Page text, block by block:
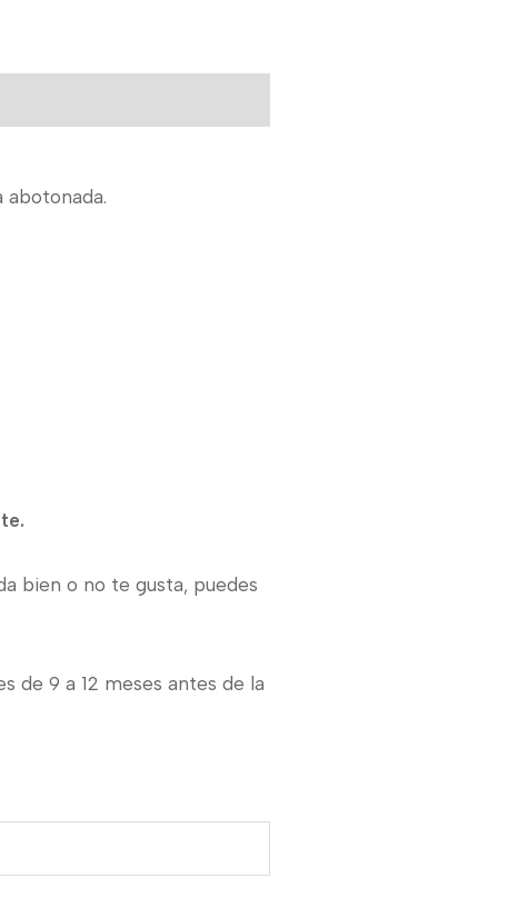
abotonada.
bien o no te gusta, puedes
de 9 a 12 meses antes de la